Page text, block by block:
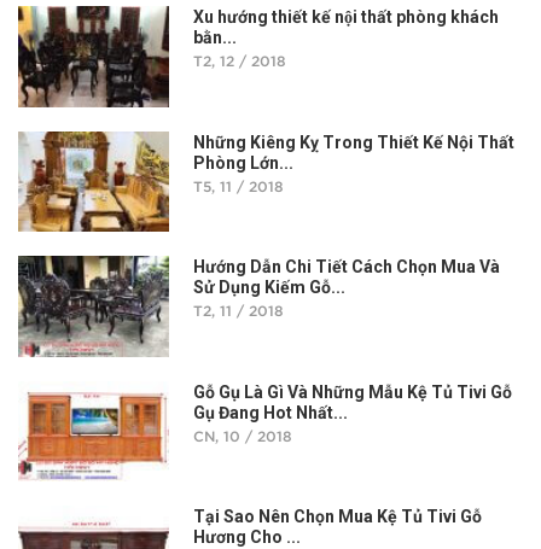
Xu hướng thiết kế nội thất phòng khách
bằn...
T2, 12 / 2018
Những Kiêng Kỵ Trong Thiết Kế Nội Thất
Phòng Lớn...
T5, 11 / 2018
Hướng Dẫn Chi Tiết Cách Chọn Mua Và
Sử Dụng Kiếm Gỗ...
T2, 11 / 2018
Gỗ Gụ Là Gì Và Những Mẫu Kệ Tủ Tivi Gỗ
Gụ Đang Hot Nhất...
CN, 10 / 2018
Tại Sao Nên Chọn Mua Kệ Tủ Tivi Gỗ
Hương Cho ...